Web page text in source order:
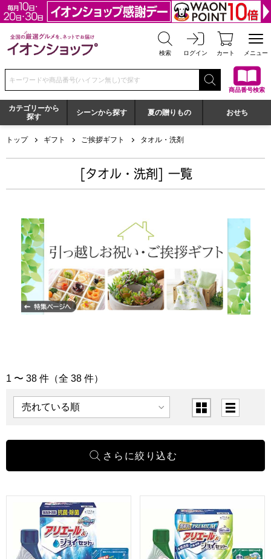
全国の厳選グルメを、ネットでお届け イオンショップ
検索 ログイン カート メニュー
検索キーワードまたは商品番号を入力してください
商品番号検索
カテゴリーから
探す
シーンから探す 夏の贈りもの おせち
トップ ギフト ご挨拶ギフト タオル・洗剤
[タオル・洗剤] 一覧
「タオル・洗剤」の商品一覧
1 〜 38 件（全 38 件）
表示順 表示切替
ギフト工房 抗菌除菌・アリエール＆ジョイセット[SAJ-20X]